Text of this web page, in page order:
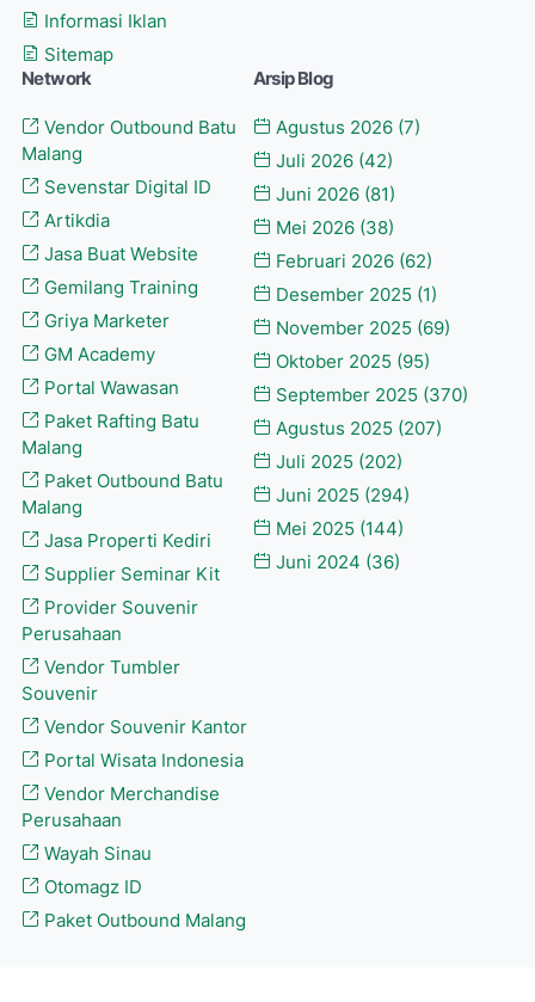
Informasi Iklan
Sitemap
Network
Vendor Outbound Batu
Malang
Sevenstar Digital ID
Artikdia
Jasa Buat Website
Gemilang Training
Griya Marketer
GM Academy
Portal Wawasan
Paket Rafting Batu
Malang
Paket Outbound Batu
Malang
Jasa Properti Kediri
Supplier Seminar Kit
Provider Souvenir
Perusahaan
Vendor Tumbler
Souvenir
Vendor Souvenir Kantor
Portal Wisata Indonesia
Vendor Merchandise
Perusahaan
Wayah Sinau
Otomagz ID
Paket Outbound Malang
Arsip Blog
Agustus 2026 (7)
Juli 2026 (42)
Juni 2026 (81)
Mei 2026 (38)
Februari 2026 (62)
Desember 2025 (1)
November 2025 (69)
Oktober 2025 (95)
September 2025 (370)
Agustus 2025 (207)
Juli 2025 (202)
Juni 2025 (294)
Mei 2025 (144)
Juni 2024 (36)